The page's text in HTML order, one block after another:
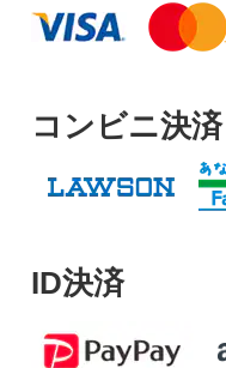
コンビニ決済
ID決済